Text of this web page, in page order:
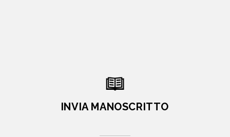
INVIA MANOSCRITTO